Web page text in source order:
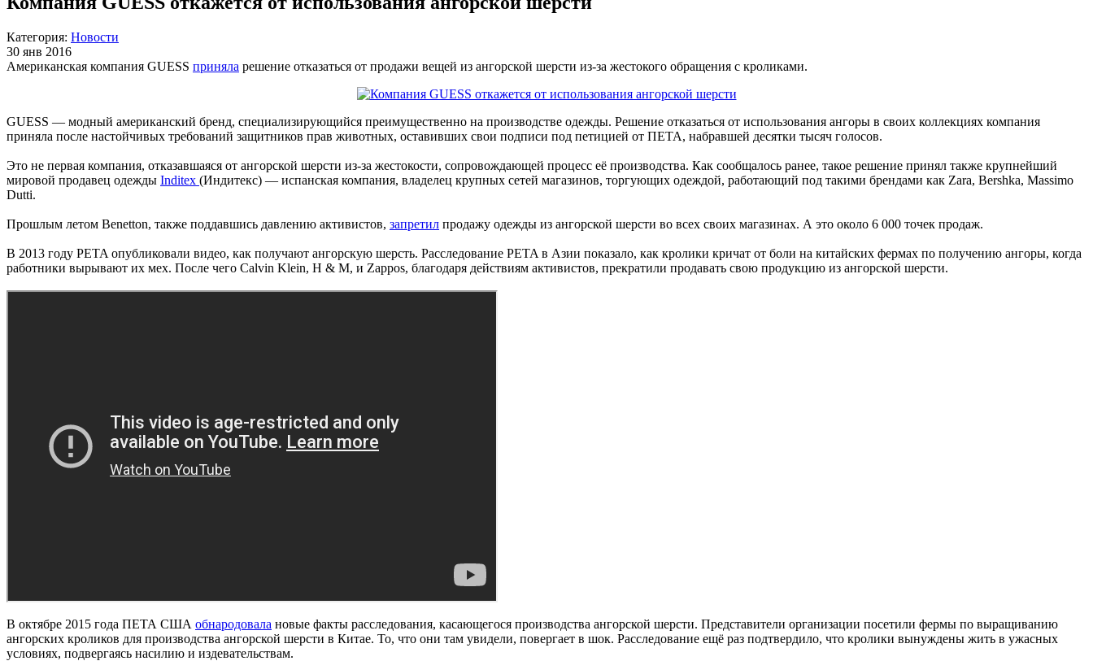
Категория: Новости
30 янв 2016
Американская компания GUESS приняла решение отказаться от продажи вещей из ангорской шерсти из-за жестокого обращения с кроликами.
GUESS — модный американский бренд, специализирующийся преимущественно на производстве одежды. Решение отказаться от использования ангоры в своих коллекциях компания
приняла после настойчивых требований защитников прав животных, оставивших свои подписи под петицией от ПЕТА, набравшей десятки тысяч голосов.
Это не первая компания, отказавшаяся от ангорской шерсти из-за жестокости, сопровождающей процесс её производства. Как сообщалось ранее, такое решение принял также крупнейший
мировой продавец одежды Inditex (Индитекс) — испанская компания, владелец крупных сетей магазинов, торгующих одеждой, работающий под такими брендами как Zara, Bershka, Massimo
Dutti.
Прошлым летом Benetton, также поддавшись давлению активистов, запретил продажу одежды из ангорской шерсти во всех своих магазинах. А это около 6 000 точек продаж.
В 2013 году PETA опубликовали видео, как получают ангорскую шерсть. Расследование PETA в Азии показало, как кролики кричат от боли на китайских фермах по получению ангоры, когда
работники вырывают их мех. После чего Calvin Klein, H & M, и Zappos, благодаря действиям активистов, прекратили продавать свою продукцию из ангорской шерсти.
В октябре 2015 года ПЕТА США обнародовала новые факты расследования, касающегося производства ангорской шерсти. Представители организации посетили фермы по выращиванию
ангорских кроликов для производства ангорской шерсти в Китае. То, что они там увидели, повергает в шок. Расследование ещё раз подтвердило, что кролики вынуждены жить в ужасных
условиях, подвергаясь насилию и издевательствам.